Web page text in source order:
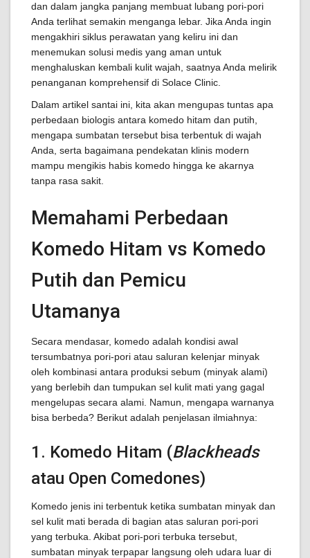
dan dalam jangka panjang membuat lubang pori-pori
Anda terlihat semakin menganga lebar. Jika Anda ingin
mengakhiri siklus perawatan yang keliru ini dan
menemukan solusi medis yang aman untuk
menghaluskan kembali kulit wajah, saatnya Anda melirik
penanganan komprehensif di Solace Clinic.
Dalam artikel santai ini, kita akan mengupas tuntas apa
perbedaan biologis antara komedo hitam dan putih,
mengapa sumbatan tersebut bisa terbentuk di wajah
Anda, serta bagaimana pendekatan klinis modern
mampu mengikis habis komedo hingga ke akarnya
tanpa rasa sakit.
Memahami Perbedaan
Komedo Hitam vs Komedo
Putih dan Pemicu
Utamanya
Secara mendasar, komedo adalah kondisi awal
tersumbatnya pori-pori atau saluran kelenjar minyak
oleh kombinasi antara produksi sebum (minyak alami)
yang berlebih dan tumpukan sel kulit mati yang gagal
mengelupas secara alami. Namun, mengapa warnanya
bisa berbeda? Berikut adalah penjelasan ilmiahnya:
1. Komedo Hitam (Blackheads
atau Open Comedones)
Komedo jenis ini terbentuk ketika sumbatan minyak dan
sel kulit mati berada di bagian atas saluran pori-pori
yang terbuka. Akibat pori-pori terbuka tersebut,
sumbatan minyak terpapar langsung oleh udara luar di